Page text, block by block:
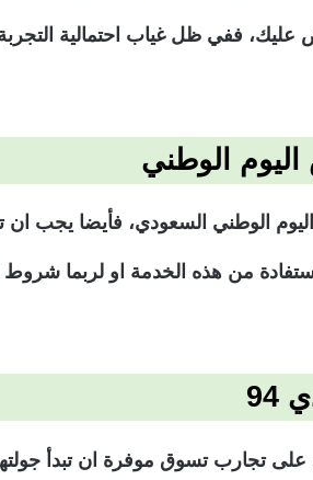
عليك، ففي ظل غياب احتمالية
الوطني
الوطني السعودي، فأيضا يجب
من هذه الخدمة او لربما